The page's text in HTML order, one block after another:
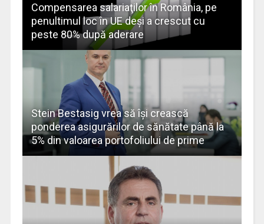
Compensarea salariaţilor în România, pe
penultimul loc în UE deşi a crescut cu
peste 80% după aderare
Stein Bestasig vrea să îşi crească
ponderea asigurărilor de sănătate până la
5% din valoarea portofoliului de prime